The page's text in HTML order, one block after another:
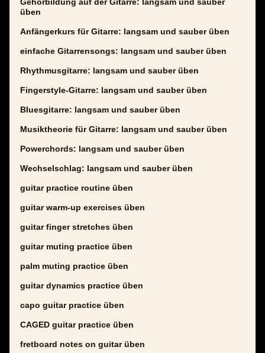
Gehörbildung auf der Gitarre: langsam und sauber
üben
Anfängerkurs für Gitarre: langsam und sauber üben
einfache Gitarrensongs: langsam und sauber üben
Rhythmusgitarre: langsam und sauber üben
Fingerstyle-Gitarre: langsam und sauber üben
Bluesgitarre: langsam und sauber üben
Musiktheorie für Gitarre: langsam und sauber üben
Powerchords: langsam und sauber üben
Wechselschlag: langsam und sauber üben
guitar practice routine üben
guitar warm-up exercises üben
guitar finger stretches üben
guitar muting practice üben
palm muting practice üben
guitar dynamics practice üben
capo guitar practice üben
CAGED guitar practice üben
fretboard notes on guitar üben